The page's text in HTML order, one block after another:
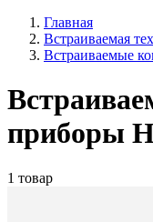
Главная
Встраиваемая
Встраиваемые
приборы
1 товар